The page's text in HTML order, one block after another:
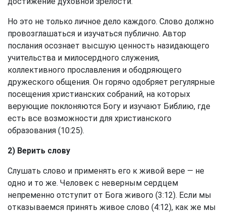
Но это не только личное дело каждого. Слово должно
провозглашаться и изучаться публично. Автор
послания осознает высшую ценность назидающего
учительства и милосердного служения,
коллективного прославления и ободряющего
дружеского общения. Он горячо одобряет регулярные
посещения христианских собраний, на которых
верующие поклоняются Богу и изучают Библию, где
есть все возможности для христианского
образования (10:25).
2) Верить слову
Слушать слово и применять его к живой вере — не
одно и то же. Человек с неверным сердцем
непременно отступит от Бога живого (3:12). Если мы
отказываемся принять живое слово (4:12), как же мы